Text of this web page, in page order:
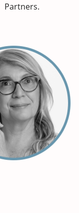
Partners.